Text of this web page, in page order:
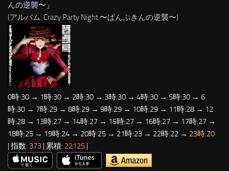
んの逆襲〜 」
(アルバム: Crazy Party Night 〜ぱんぷきんの逆襲〜)
0時:30 → 1時:30 → 2時:30 → 3時:30 → 4時:30 → 5時:30 → 6
時:30 → 7時:29 → 8時:29 → 9時:29 → 10時:29 → 11時:28 → 12
時:28 → 13時:27 → 14時:27 → 15時:27 → 16時:27 → 17時:27 →
18時:25 → 19時:24 → 20時:25 → 21時:23 → 22時:22 → 23時:20
| 指数: 373 | 累積: 22125 |